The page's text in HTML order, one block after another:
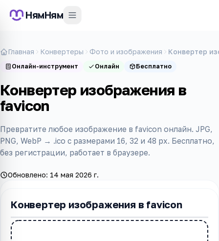
НямНям
Главная Конвертеры Фото и изображения Конвертер
Онлайн-инструмент Онлайн Бесплатно
Конвертер изображения в
favicon
Превратите любое изображение в favicon онлайн. JPG,
PNG, WebP → .ico с размерами 16, 32 и 48 px. Бесплатно,
без регистрации, работает в браузере.
Обновлено: 14 мая 2026 г.
Конвертер изображения в favicon